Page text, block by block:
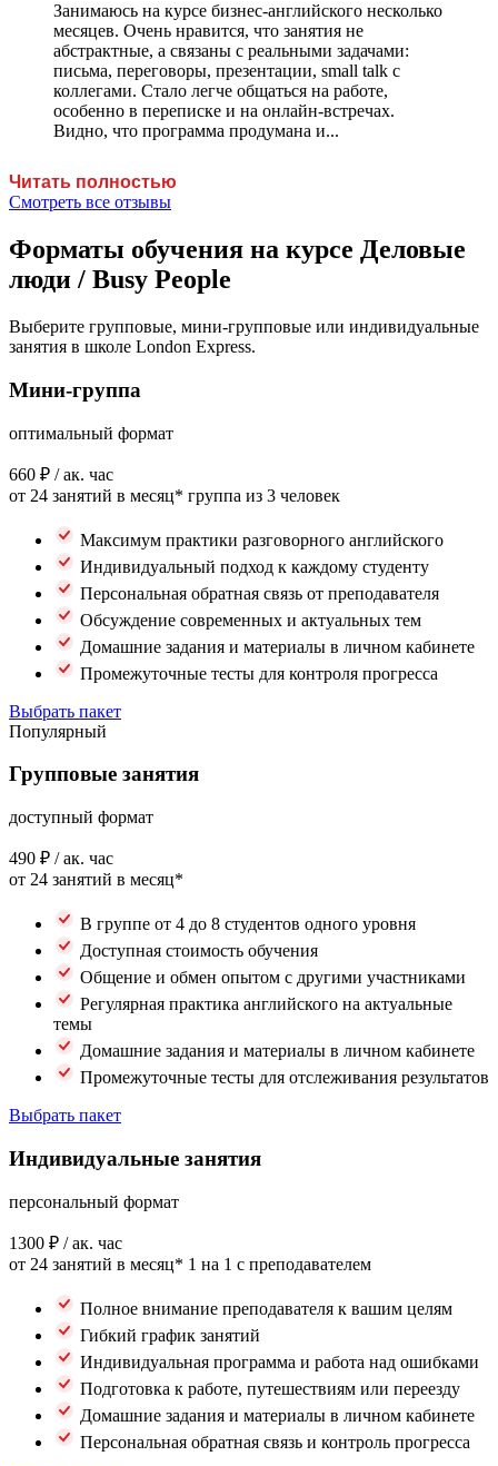
Занимаюсь на курсе бизнес-английского несколько
месяцев. Очень нравится, что занятия не
абстрактные, а связаны с реальными задачами:
письма, переговоры, презентации, small talk с
коллегами. Стало легче общаться на работе,
особенно в переписке и на онлайн-встречах.
Видно, что программа продумана и...
Читать полностью
Смотреть все отзывы
Форматы обучения на курсе Деловые
люди / Busy People
Выберите групповые, мини-групповые или индивидуальные
занятия в школе London Express.
Мини-группа
оптимальный формат
660 ₽ / ак. час
от 24 занятий в месяц* группа из 3 человек
Максимум практики разговорного английского
Индивидуальный подход к каждому студенту
Персональная обратная связь от преподавателя
Обсуждение современных и актуальных тем
Домашние задания и материалы в личном кабинете
Промежуточные тесты для контроля прогресса
Выбрать пакет
Популярный
Групповые занятия
доступный формат
490 ₽ / ак. час
от 24 занятий в месяц*
В группе от 4 до 8 студентов одного уровня
Доступная стоимость обучения
Общение и обмен опытом с другими участниками
Регулярная практика английского на актуальные
темы
Домашние задания и материалы в личном кабинете
Промежуточные тесты для отслеживания результатов
Выбрать пакет
Индивидуальные занятия
персональный формат
1300 ₽ / ак. час
от 24 занятий в месяц* 1 на 1 с преподавателем
Полное внимание преподавателя к вашим целям
Гибкий график занятий
Индивидуальная программа и работа над ошибками
Подготовка к работе, путешествиям или переезду
Домашние задания и материалы в личном кабинете
Персональная обратная связь и контроль прогресса